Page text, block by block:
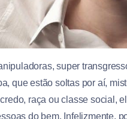
super
que estão soltas por aí,
raça ou classe social,
do bem. Infelizmente,